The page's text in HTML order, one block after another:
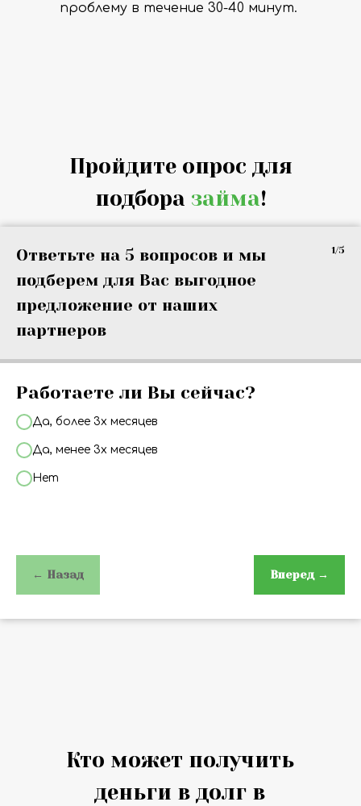
проблему в течение 30-40 минут.
Пройдите опрос для
подбора займа!
Ответьте на 5 вопросов и мы
подберем для Вас выгодное
предложение от наших
партнеров
1/5
Работаете ли Вы сейчас?
Да, более 3х месяцев
Да, менее 3х месяцев
Нет
← Назад Вперед →
Кто может получить
деньги в долг в